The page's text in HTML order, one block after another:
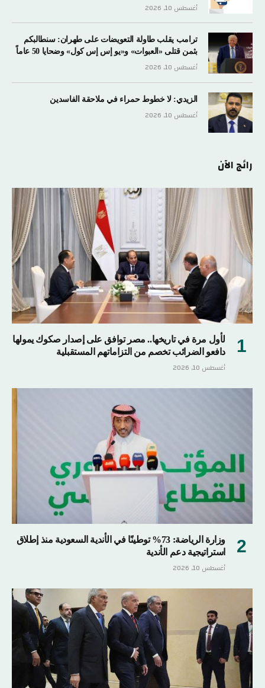
أغسطس 10, 2026
ترامب يقلب طاولة التعويضات على طهران: سنطالبكم
بثمن قتلى «العبوات» و«يو إس إس كول» وضحايا 50 عاماً
أغسطس 10, 2026
الزيدي: لا خطوط حمراء في ملاحقة الفاسدين
أغسطس 10, 2026
رائج الآن
لأول مرة في تاريخها.. مصر توافق على إصدار صكوك يمولها
دافعو الضرائب تخصم من التزاماتهم المستقبلية
أغسطس 10, 2026
وزارة الرياضة: 73% توطينًا في الأندية السعودية منذ إطلاق
استراتيجية دعم الأندية
أغسطس 10, 2026